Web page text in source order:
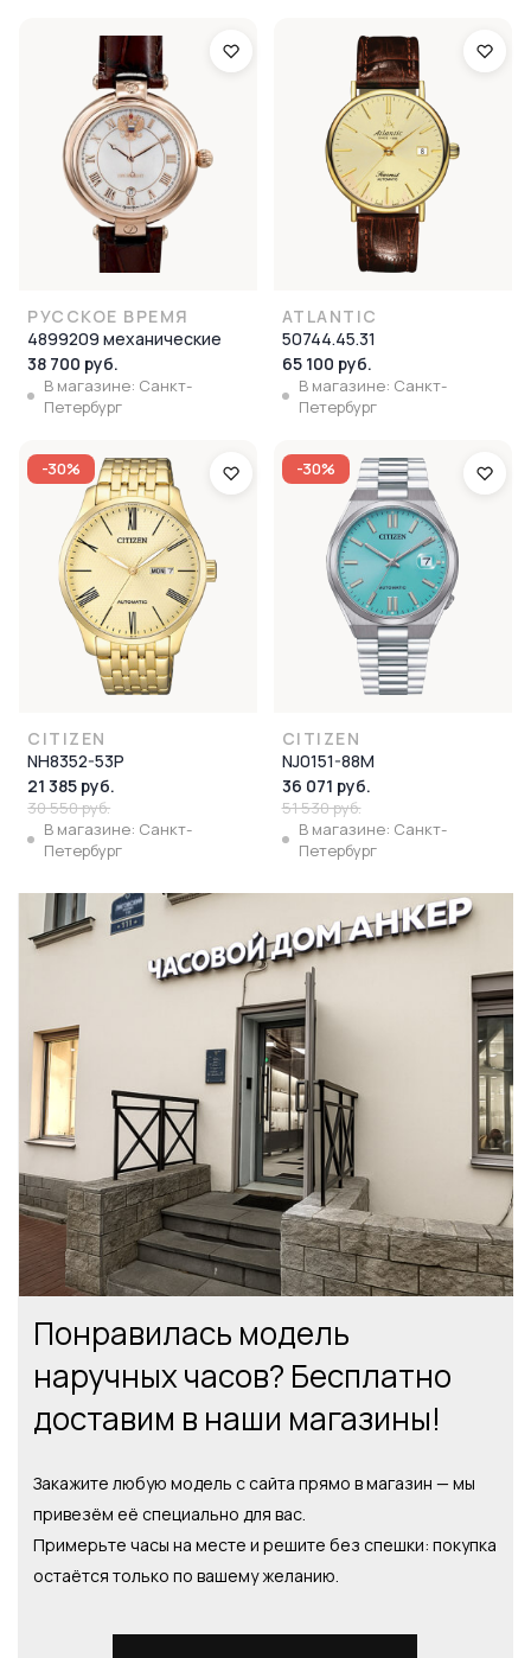
РУССКОЕ ВРЕМЯ
4899209 механические
38 700 руб.
В магазине: Санкт-
Петербург
ATLANTIC
50744.45.31
65 100 руб.
В магазине: Санкт-
Петербург
-30%
CITIZEN
NH8352-53P
21 385 руб.
30 550 руб.
В магазине: Санкт-
Петербург
-30%
CITIZEN
NJ0151-88M
36 071 руб.
51 530 руб.
В магазине: Санкт-
Петербург
Понравилась модель
наручных часов? Бесплатно
доставим в наши магазины!
Закажите любую модель с сайта прямо в магазин — мы
привезём её специально для вас.
Примерьте часы на месте и решите без спешки: покупка
остаётся только по вашему желанию.